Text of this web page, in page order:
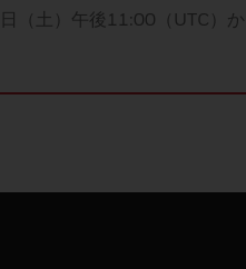
（土）午後11:00（UTC）